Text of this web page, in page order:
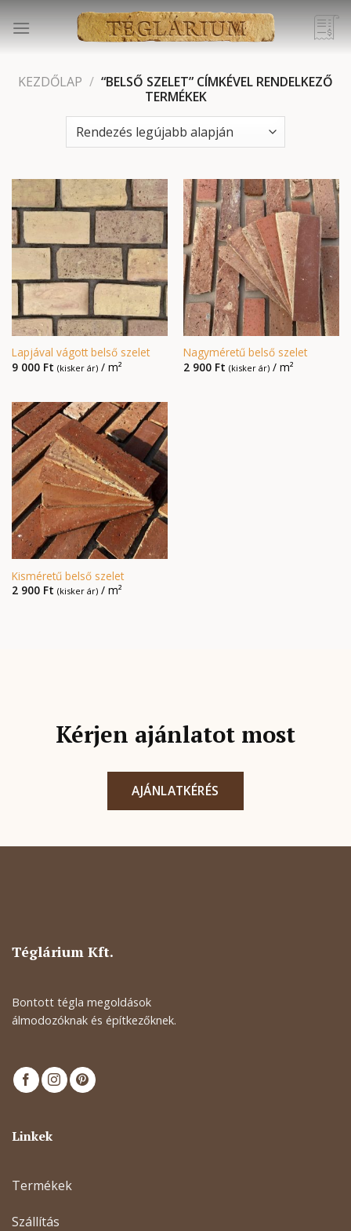
Skip
content
KEZDŐLAP / “BELSŐ SZELET” CÍMKÉVEL RENDELKEZŐ
TERMÉKEK
Lapjával vágott belső szelet
9 000 Ft (kisker ár)/ m²
Nagyméretű belső szelet
2 900 Ft (kisker ár)/ m²
Kisméretű belső szelet
2 900 Ft (kisker ár)/ m²
Kérjen ajánlatot most
AJÁNLATKÉRÉS
Téglárium Kft.
Bontott tégla megoldások
álmodozóknak és építkezőknek.
Linkek
Termékek
Szállítás